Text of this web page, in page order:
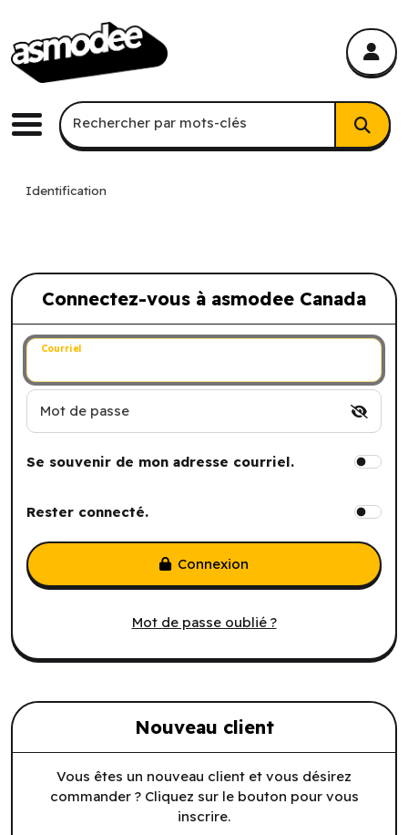
Menu
Recherche par mots-clés
Rechercher par mots-clés
Identification
Connectez-vous à asmodee Canada
Connectez-vous à asmodee Canada
Courriel
Mot de passe
Se souvenir de mon adresse courriel.
Rester connecté.
Mot de passe oublié ?
Connexion
Nouveau client
Vous êtes un nouveau client et vous désirez
commander ? Cliquez sur le bouton pour vous
inscrire.